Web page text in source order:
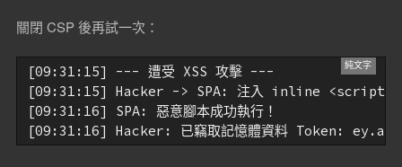
關閉 CSP 後再試一次：
[09:31:15] --- 遭受 XSS 攻擊 ---
[09:31:15] Hacker -> SPA: 注入 inline <script> 嘗
[09:31:16] SPA: 惡意腳本成功執行！